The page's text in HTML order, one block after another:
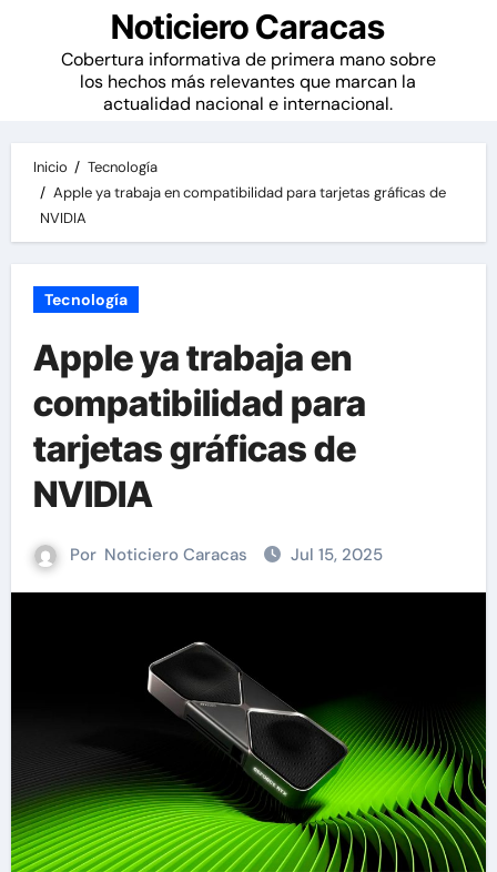
Noticiero Caracas
Cobertura informativa de primera mano sobre
los hechos más relevantes que marcan la
actualidad nacional e internacional.
Inicio
Tecnología
Apple ya trabaja en compatibilidad para tarjetas gráficas de
NVIDIA
Tecnología
Apple ya trabaja en
compatibilidad para
tarjetas gráficas de
NVIDIA
Por Noticiero Caracas Jul 15, 2025